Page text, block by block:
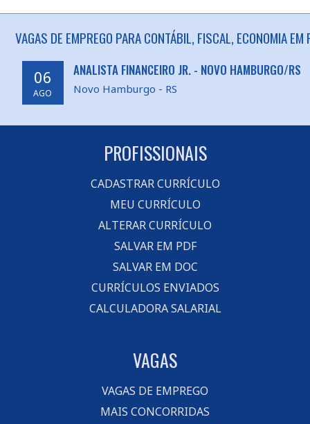
VAGAS DE EMPREGO PARA CONTÁBIL, FISCAL, ECONOMIA EM
06
AGO
ANALISTA FINANCEIRO JR. - NOVO HAMBURGO/RS
Novo Hamburgo - RS
PROFISSIONAIS
CADASTRAR CURRÍCULO
MEU CURRÍCULO
ALTERAR CURRÍCULO
SALVAR EM PDF
SALVAR EM DOC
CURRÍCULOS ENVIADOS
CALCULADORA SALARIAL
VAGAS
VAGAS DE EMPREGO
MAIS CONCORRIDAS